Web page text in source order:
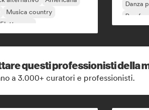
Musica country
Elettropop
Danza
Rap
questi professionisti della
a 3.000+ curatori e professionisti.